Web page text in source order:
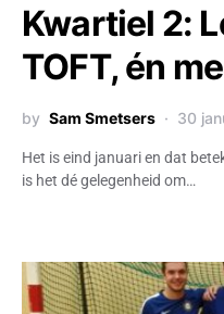
Kwartiel 2:
TOFT, én
by Sam Smetsers 30
Het is eind januari en dat
is het dé gelegenheid om…